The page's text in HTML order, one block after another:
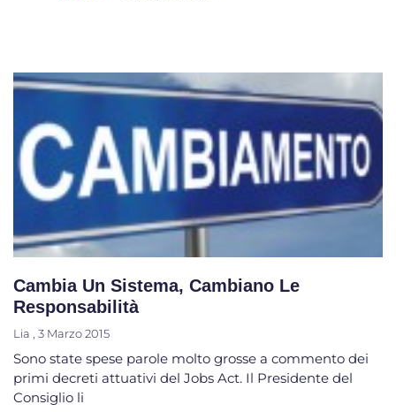
Cambia Un Sistema, Cambiano Le
Responsabilità
Lia 3 Marzo 2015
Sono state spese parole molto grosse a commento dei
primi decreti attuativi del Jobs Act. Il Presidente del
Consiglio li